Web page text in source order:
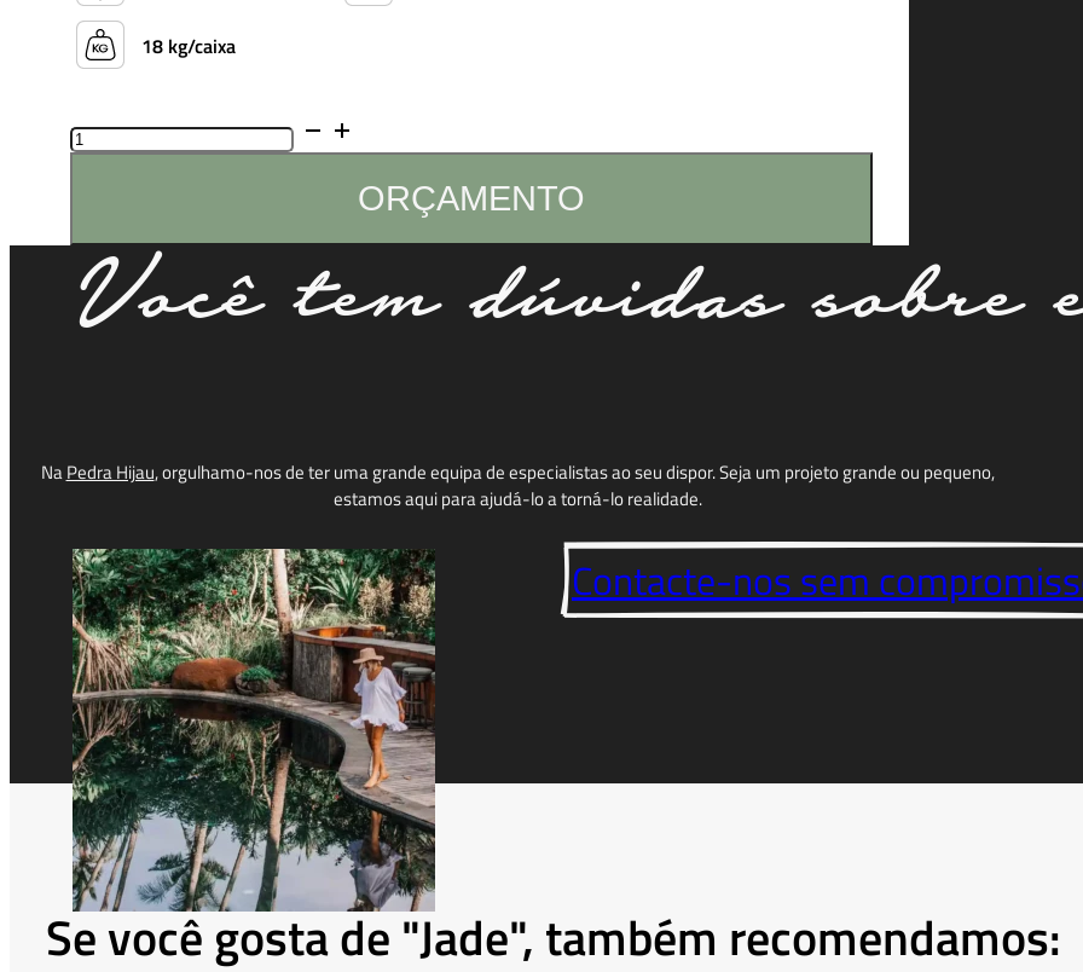
18 kg/caixa
Quantidade
de
ORÇAMENTO
Você tem dúvidas sobre
NaPedra Hijau, orgulhamo-nos de ter uma grande equipa de especialistas ao seu dispor. Seja um projeto grande ou pequeno,
estamos aqui para ajudá-lo a torná-lo realidade.
Contacte-nos sem
Se você gosta de "Jade", também recomendamos: